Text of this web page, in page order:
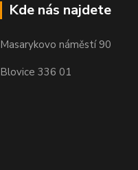
Kde nás najdete
Masarykovo náměstí 90
Blovice 336 01